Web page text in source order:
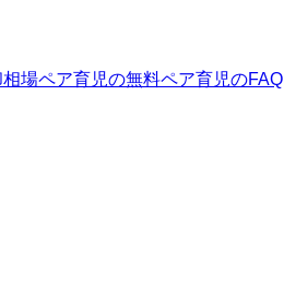
場ペア育児の無料ペア育児のFAQ